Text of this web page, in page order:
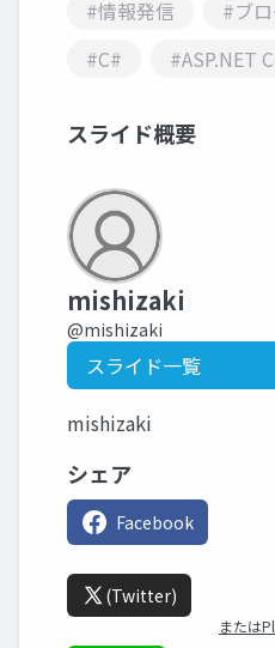
#情報発信 #ブ
#C#
#ASP.NET
スライド概要
mishizaki
@mishizaki
スライド一覧
mishizaki
シェア
Facebook
(Twitter)
または